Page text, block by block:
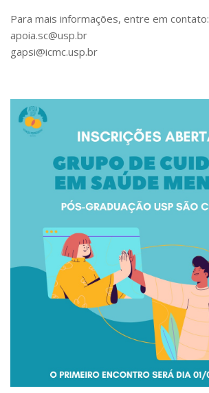
Apoio ao Estudante
Segurança, Trânsito e Prevenção
RH, Administrativo e Financeiro
Outros serviços
Assessorias e Mídias
Aplicativos e Sites
Jornal da USP
Defesa de Teses
Para mais informações, entre em contato:
apoia.sc@usp.br
gapsi@icmc.usp.br